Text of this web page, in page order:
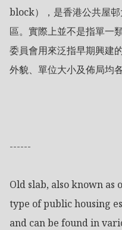
block），是香港公共屋
區。實際上並不是指單一
委員會用來泛指早期興建
外貌、單位大小及佈局均
------
Old slab, also known as
type of public housing
and can be found in